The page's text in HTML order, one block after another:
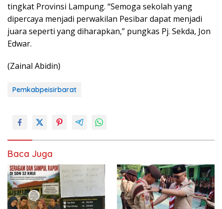
tingkat Provinsi Lampung. “Semoga sekolah yang
dipercaya menjadi perwakilan Pesibar dapat menjadi
juara seperti yang diharapkan,” pungkas Pj. Sekda, Jon
Edwar.
(Zainal Abidin)
Pemkabpeisirbarat
Baca Juga